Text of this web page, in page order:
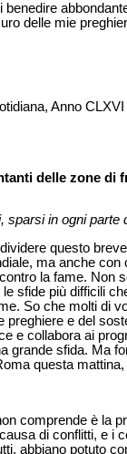
delle mie
Anno
delle zone di
sparsi in ogni parte
questo
ma anche
la fame. Non
sfide più difficili
So che molti di
e del
e collabora ai
grande sfida. Ma
questa
comprende è la
di conflitti, e i
abbiano potuto